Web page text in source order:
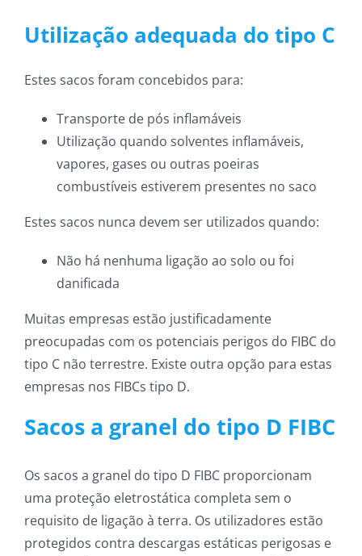
Utilização adequada do tipo C
Estes sacos foram concebidos para:
Transporte de pós inflamáveis
Utilização quando solventes inflamáveis,
vapores, gases ou outras poeiras
combustíveis estiverem presentes no saco
Estes sacos nunca devem ser utilizados quando:
Não há nenhuma ligação ao solo ou foi
danificada
Muitas empresas estão justificadamente
preocupadas com os potenciais perigos do FIBC do
tipo C não terrestre. Existe outra opção para estas
empresas nos FIBCs tipo D.
Sacos a granel do tipo D FIBC
Os sacos a granel do tipo D FIBC proporcionam
uma proteção eletrostática completa sem o
requisito de ligação à terra. Os utilizadores estão
protegidos contra descargas estáticas perigosas e